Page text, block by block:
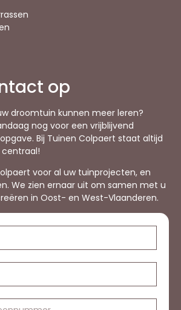
op
droomtuin kunnen meer leren?
nog voor een vrijblijvend
Bij Tuinen Colpaert staat altijd
voor al uw tuinprojecten, en
We zien ernaar uit om samen met u
in Oost- en West-Vlaanderen.